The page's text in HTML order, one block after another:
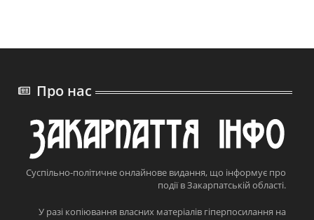
Про нас
Суспільно-політичне онлайнове видання, що інформує про
події в Закарпатській області.
У разі копіювання власних матеріалів гіперпосилання на